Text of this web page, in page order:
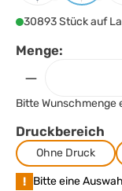
30893 Stück auf
Menge:
Bitte Wunschmenge
Druckbereich
Ohne Druck
! Bitte eine